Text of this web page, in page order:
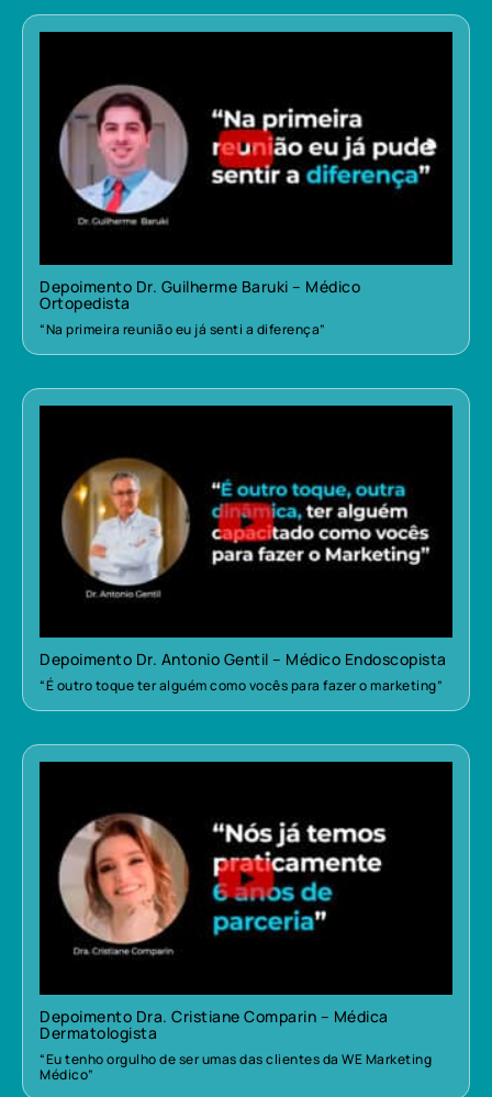
Depoimento Dr. Guilherme Baruki – Médico
Ortopedista
“Na primeira reunião eu já senti a diferença”
Depoimento Dr. Antonio Gentil – Médico Endoscopista
“É outro toque ter alguém como vocês para fazer o marketing”
Depoimento Dra. Cristiane Comparin – Médica
Dermatologista
“Eu tenho orgulho de ser umas das clientes da WE Marketing
Médico”